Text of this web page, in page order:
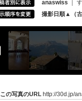
anaswiss
撮影日順▲（
この写真のURL http://30d.jp/